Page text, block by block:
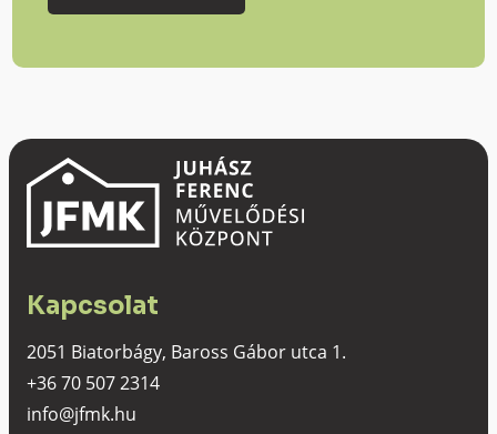
Kapcsolat
2051 Biatorbágy, Baross Gábor utca 1.
+36 70 507 2314
info@jfmk.hu